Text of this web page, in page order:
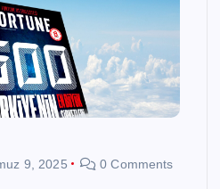
9, 2025 0 Comments